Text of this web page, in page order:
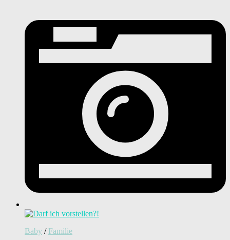
Baby / Familie